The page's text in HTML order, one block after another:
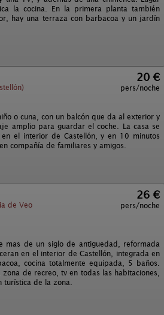
la cocina. En la primera planta también
hay una terraza con barbacoa y un jardín
20 €
pers/noche
o cuna, con un balcón que da al exterior y
amplio para guardar el coche. La casa se
el interior de Castellón, y en 10 minutos
compañía de familiares y amigos.
de Veo
26 €
pers/noche
mas de un siglo de antiguedad, reformada
en el interior de Castellón, integrada en
cocina totalmente equipada, 5 baños.
de recreo, tv en todas las habitaciones,
de la zona.